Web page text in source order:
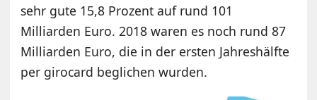
sehr gute 15,8 Prozent auf rund 101
Milliarden Euro. 2018 waren es noch rund 87
Milliarden Euro, die in der ersten Jahreshälfte
per girocard beglichen wurden.